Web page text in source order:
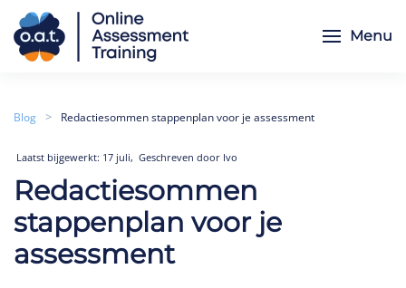
Skip to main content
Menu
Blog Redactiesommen stappenplan voor je assessment
Laatst bijgewerkt: 17 juli, Geschreven door Ivo
Redactiesommen
stappenplan voor je
assessment